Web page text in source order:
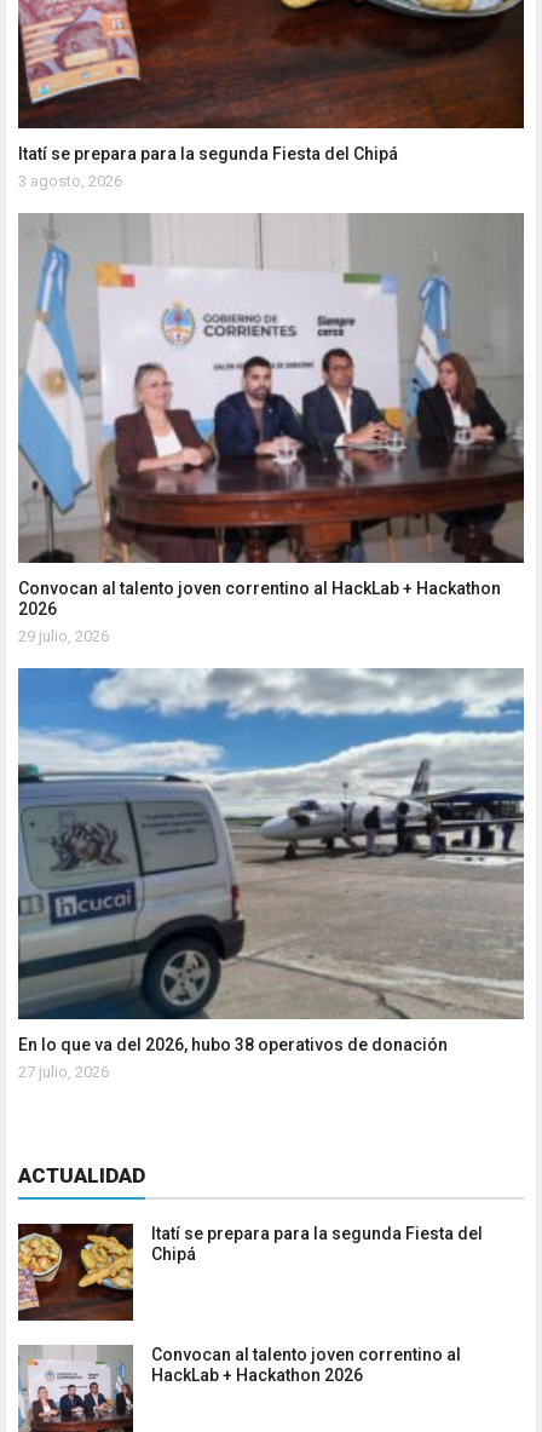
Itatí se prepara para la segunda Fiesta del Chipá
3 agosto, 2026
Convocan al talento joven correntino al HackLab + Hackathon
2026
29 julio, 2026
En lo que va del 2026, hubo 38 operativos de donación
27 julio, 2026
ACTUALIDAD
Itatí se prepara para la segunda Fiesta del
Chipá
Convocan al talento joven correntino al
HackLab + Hackathon 2026